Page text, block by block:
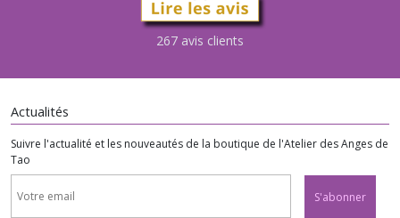
267 avis clients
Actualités
Suivre l'actualité et les nouveautés de la boutique de l'Atelier des Anges de
Tao
S'abonner